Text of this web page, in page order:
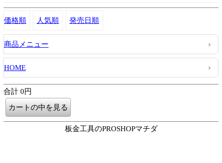
価格順 人気順 発売日順
商品メニュー
HOME
合計 0円
板金工具のPROSHOPマチダ